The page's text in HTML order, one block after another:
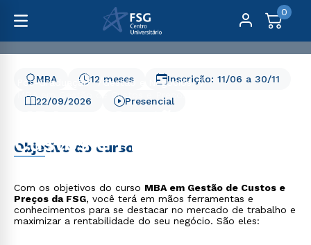
0
Pós-Graduação
Gestão e Negócios
MBA em Gestão de Custos e Preços
Custos e Preços
22/09/2026
12 meses
MBA
Presencial
Inscrição: 11/06 a 30/11
Objetivo do curso
Com os objetivos do curso MBA em Gestão de Custos e
Preços da FSG, você terá em mãos ferramentas e
conhecimentos para se destacar no mercado de trabalho e
maximizar a rentabilidade do seu negócio. São eles: